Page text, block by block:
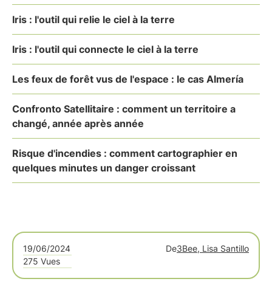
Iris : l'outil qui relie le ciel à la terre
Iris : l'outil qui connecte le ciel à la terre
Les feux de forêt vus de l'espace : le cas Almería
Confronto Satellitaire : comment un territoire a
changé, année après année
Risque d'incendies : comment cartographier en
quelques minutes un danger croissant
19/06/2024 De3Bee, Lisa Santillo
275 Vues